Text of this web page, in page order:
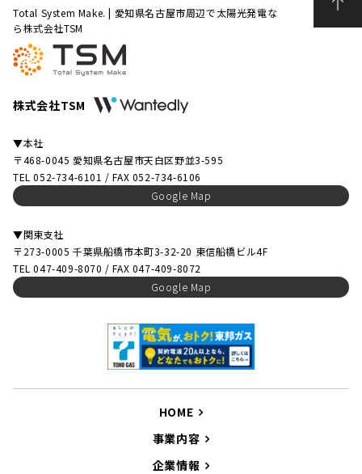
Total System Make. | 愛知県名古屋市周辺で太陽光発電な
ら株式会社TSM
株式会社TSM
▼本社
〒468-0045 愛知県名古屋市天白区野並3-595
TEL 052-734-6101 / FAX 052-734-6106
Google Map
▼関東支社
〒273-0005 千葉県船橋市本町3-32-20 東信船橋ビル4F
TEL 047-409-8070 / FAX 047-409-8072
Google Map
HOME
事業内容
企業情報